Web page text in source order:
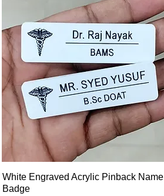
त्वरित दृश्य
White Engraved Acrylic Pinback Name
Badge